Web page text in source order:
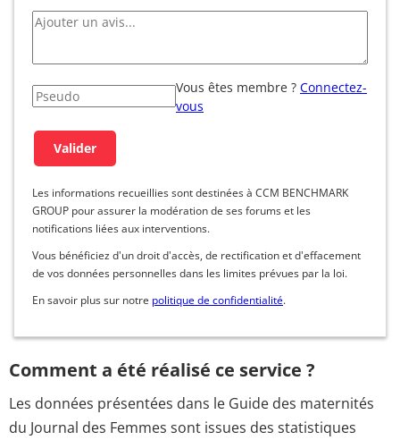
Vous êtes membre ? Connectez-
vous
Les informations recueillies sont destinées à CCM BENCHMARK
GROUP pour assurer la modération de ses forums et les
notifications liées aux interventions.
Vous bénéficiez d'un droit d'accès, de rectification et d'effacement
de vos données personnelles dans les limites prévues par la loi.
En savoir plus sur notre politique de confidentialité.
Comment a été réalisé ce service ?
Les données présentées dans le Guide des maternités
du Journal des Femmes sont issues des statistiques